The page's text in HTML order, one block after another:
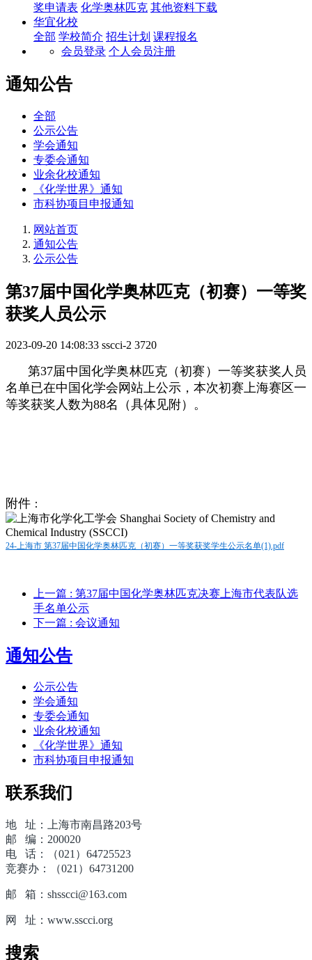
奖申请表 化学奥林匹克 其他资料下载
华宜化校
全部 学校简介 招生计划 课程报名
会员登录 个人会员注册
通知公告
全部
公示公告
学会通知
专委会通知
业余化校通知
《化学世界》通知
市科协项目申报通知
网站首页
通知公告
公示公告
第37届中国化学奥林匹克（初赛）一等奖
获奖人员公示
2023-09-20 14:08:33 sscci-2 3720
第37届中国化学奥林匹克（初赛）一等奖获奖人员
名单已在中国化学会网站上公示，本次初赛上海赛区一
等奖获奖人数为88名（具体见附）。
附件 ：
24-上海市 第37届中国化学奥林匹克（初赛）一等奖获奖学生公示名单(1).pdf
上一篇 : 第37届中国化学奥林匹克决赛上海市代表队选
手名单公示
下一篇 : 会议通知
通知公告
公示公告
学会通知
专委会通知
业余化校通知
《化学世界》通知
市科协项目申报通知
联系我们
地 址：上海市南昌路203号
邮 编：200020
电 话：（021）64725523
竞赛办：（021）64731200
邮 箱：shsscci@163.com
网 址：www.sscci.org
搜索